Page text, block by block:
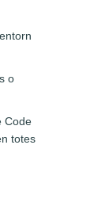
o
Code
totes